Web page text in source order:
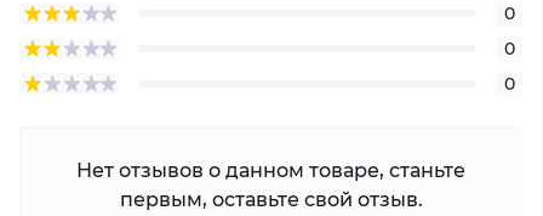
0
0
0
Нет отзывов о данном товаре, станьте
первым, оставьте свой отзыв.